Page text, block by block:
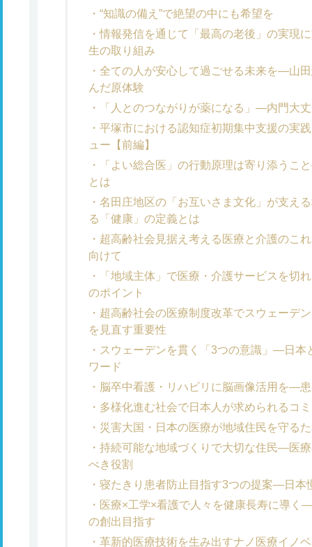
“知識の備え”で絶望の中にも希望を
情報発信を通じて「最高の老後」の実現
生の取り組み
全ての人が安心して過ごせる未来を―山
んだ原体験
「人とのつながりが薬になる」―内門大
平塚市における認知症初期集中支援の実
ュー【前編】
「よい総合医」の行動原理は寄り添うこ
とは
名田庄地区の「お互いさま文化」が支え
る「健康」の定義とは
超高齢社会見据え考える医療と介護のこ
向けて
「地域主体」で医療・介護サービスを切
のポイント
超高齢社会の医療制度改革でスウェーデ
を見直す重要性
スウェーデンを貫く「3つの意識」―日本
ワード
脳卒中看護・リハビリに脳画像活用を―
多様化進む社会で日本人が求められるコ
災害大国・日本の医療が地域住民を守る
持続可能な地域づくりで大切な住民―医
べき役割
寝たきり患者防止目指す3つの提案―日本
医療×工学×看護で人々を健康長寿に導く
の創出目指す
革新的医療技術を生み出すナノ医療イノ